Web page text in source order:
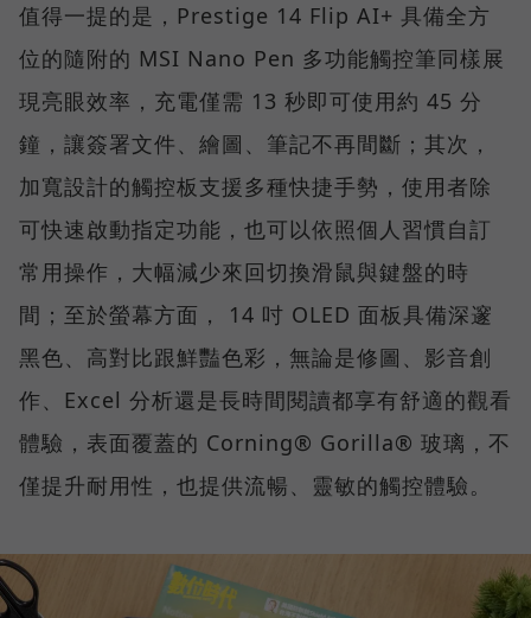
值得一提的是，Prestige 14 Flip AI+ 具備全方
位的隨附的 MSI Nano Pen 多功能觸控筆同樣展
現亮眼效率，充電僅需 13 秒即可使用約 45 分
鐘，讓簽署文件、繪圖、筆記不再間斷；其次，
加寬設計的觸控板支援多種快捷手勢，使用者除
可快速啟動指定功能，也可以依照個人習慣自訂
常用操作，大幅減少來回切換滑鼠與鍵盤的時
間；至於螢幕方面， 14 吋 OLED 面板具備深邃
黑色、高對比跟鮮豔色彩，無論是修圖、影音創
作、Excel 分析還是長時間閱讀都享有舒適的觀看
體驗，表面覆蓋的 Corning® Gorilla® 玻璃，不
僅提升耐用性，也提供流暢、靈敏的觸控體驗。